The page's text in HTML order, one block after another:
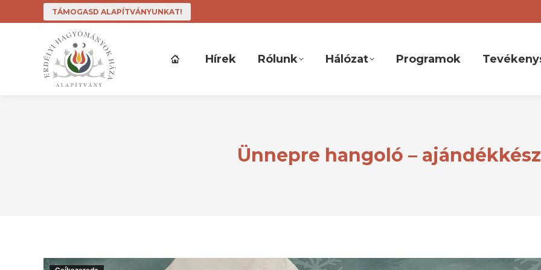
TÁMOGASD ALAPÍTVÁNYUNKAT!
Hírek Rólunk Hálózat Programok
Ünnepre hangoló –